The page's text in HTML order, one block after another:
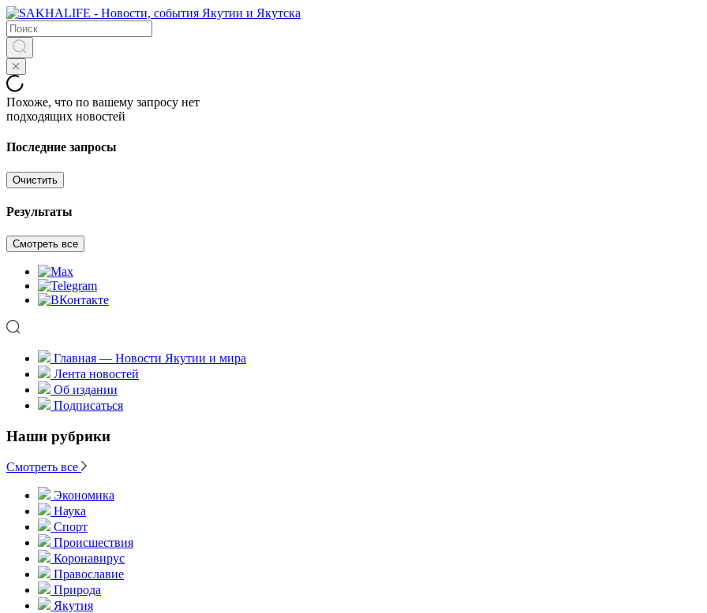
Похоже, что по вашему запросу нет
подходящих новостей
Последние запросы
Очистить
Результаты
Смотреть все
Главная — Новости Якутии и мира
Лента новостей
Об издании
Подписаться
Наши рубрики
Смотреть все
Экономика
Наука
Спорт
Происшествия
Коронавирус
Православие
Природа
Якутия